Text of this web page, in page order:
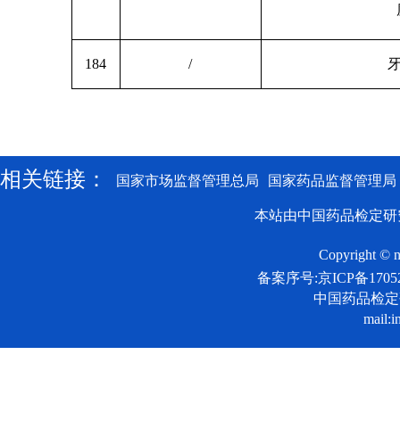
184 /
相关链接： 国家市场监督管理总局 国家药品监督管理局
本站由中国药品检定
Copyright ©
备案序号:京ICP备
中国药品检